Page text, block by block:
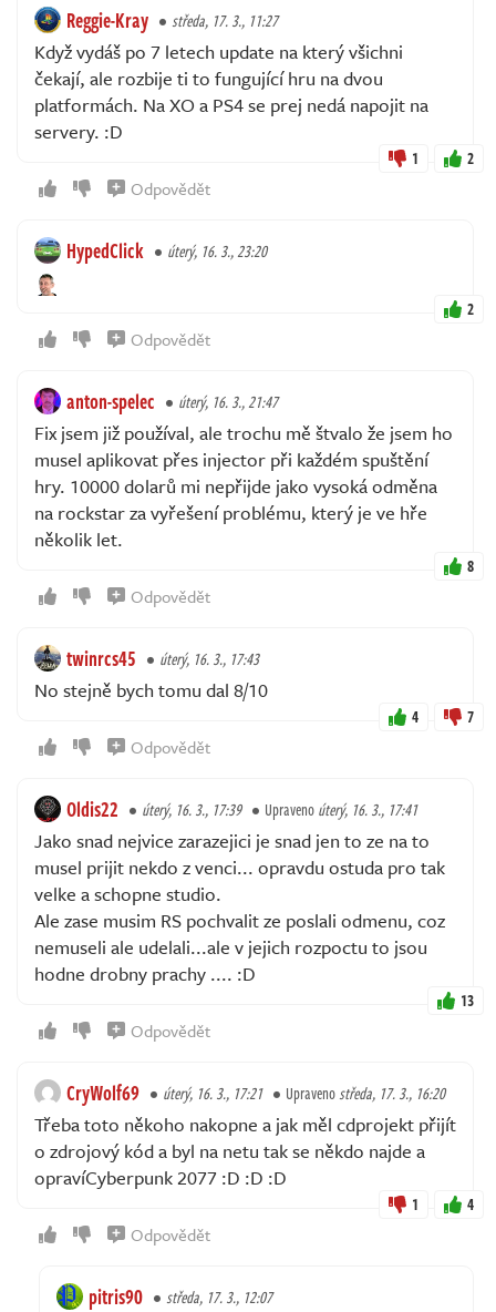
Reggie-Kray středa, 17. 3., 11:27
Když vydáš po 7 letech update na který všichni
čekají, ale rozbije ti to fungující hru na dvou
platformách. Na XO a PS4 se prej nedá napojit na
servery. :D
1 2
Odpovědět
HypedClick úterý, 16. 3., 23:20
2
Odpovědět
anton-spelec úterý, 16. 3., 21:47
Fix jsem již používal, ale trochu mě štvalo že jsem ho
musel aplikovat přes injector při každém spuštění
hry. 10000 dolarů mi nepřijde jako vysoká odměna
na rockstar za vyřešení problému, který je ve hře
několik let.
8
Odpovědět
twinrcs45 úterý, 16. 3., 17:43
No stejně bych tomu dal 8/10
4 7
Odpovědět
Oldis22 úterý, 16. 3., 17:39 Upravenoúterý, 16. 3., 17:41
Jako snad nejvice zarazejici je snad jen to ze na to
musel prijit nekdo z venci... opravdu ostuda pro tak
velke a schopne studio.
Ale zase musim RS pochvalit ze poslali odmenu, coz
nemuseli ale udelali...ale v jejich rozpoctu to jsou
hodne drobny prachy .... :D
13
Odpovědět
CryWolf69 úterý, 16. 3., 17:21 Upravenostředa, 17. 3., 16:20
Třeba toto někoho nakopne a jak měl cdprojekt přijít
o zdrojový kód a byl na netu tak se někdo najde a
opravíCyberpunk 2077 :D :D :D
1 4
Odpovědět
pitris90 středa, 17. 3., 12:07